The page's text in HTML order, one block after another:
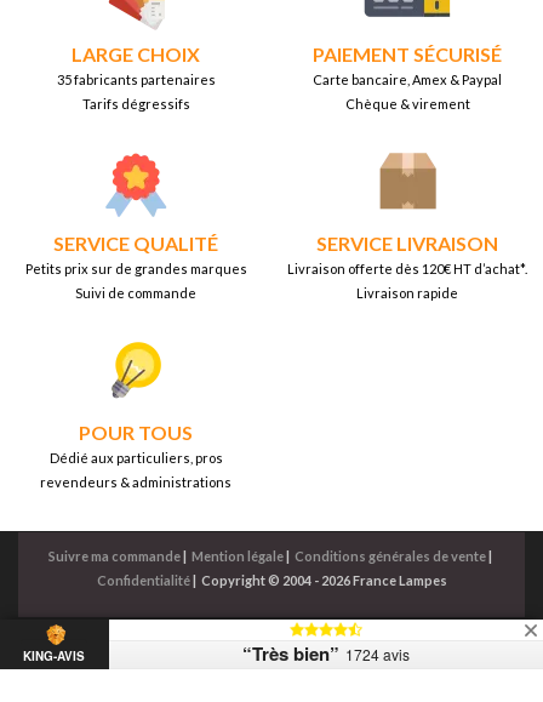
LARGE CHOIX
35 fabricants partenaires
Tarifs dégressifs
PAIEMENT SÉCURISÉ
Carte bancaire, Amex & Paypal
Chèque & virement
SERVICE QUALITÉ
Petits prix sur de grandes marques
Suivi de commande
SERVICE LIVRAISON
Livraison offerte dès 120€ HT d’achat*.
Livraison rapide
POUR TOUS
Dédié aux particuliers, pros
revendeurs & administrations
Suivre ma commande| Mention légale| Conditions générales de vente|
Confidentialité| Copyright © 2004 - 2026 France Lampes
KING-AVIS “Très bien” 1724 avis